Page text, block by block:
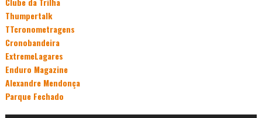
Thumpertalk
TTcronometragens
Cronobandeira
ExtremeLagares
Enduro Magazine
Alexandre Mendonça
Parque Fechado